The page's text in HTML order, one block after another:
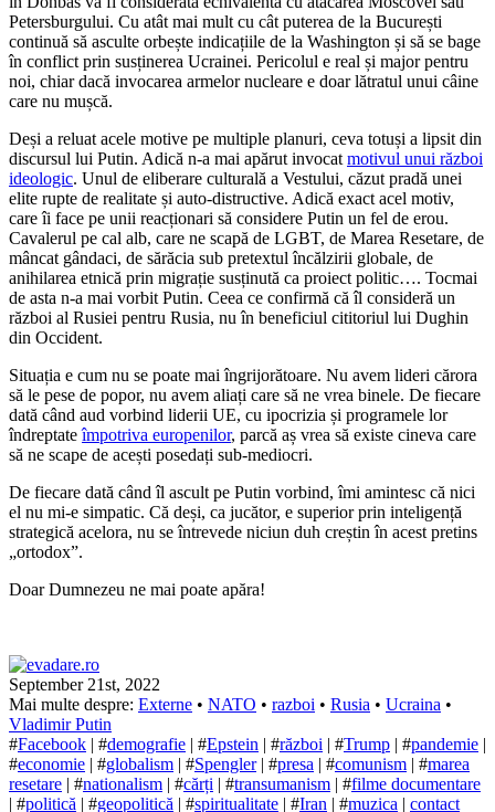
Petersburgului. Cu atât mai mult cu cât puterea de la București
continuă să asculte orbește indicațiile de la Washington și să se bage
în conflict prin susținerea Ucrainei. Pericolul e real și major pentru
noi, chiar dacă invocarea armelor nucleare e doar lătratul unui câine
care nu mușcă.
Deși a reluat acele motive pe multiple planuri, ceva totuși a lipsit din
discursul lui Putin. Adică n-a mai apărut invocat motivul unui război
ideologic. Unul de eliberare culturală a Vestului, căzut pradă unei
elite rupte de realitate și auto-distructive. Adică exact acel motiv,
care îi face pe unii reacționari să considere Putin un fel de erou.
Cavalerul pe cal alb, care ne scapă de LGBT, de Marea Resetare, de
mâncat gândaci, de sărăcia sub pretextul încălzirii globale, de
anihilarea etnică prin migrație susținută ca proiect politic…. Tocmai
de asta n-a mai vorbit Putin. Ceea ce confirmă că îl consideră un
război al Rusiei pentru Rusia, nu în beneficiul cititoriul lui Dughin
din Occident.
Situația e cum nu se poate mai îngrijorătoare. Nu avem lideri cărora
să le pese de popor, nu avem aliați care să ne vrea binele. De fiecare
dată când aud vorbind liderii UE, cu ipocrizia și programele lor
îndreptateîmpotriva europenilor, parcă aș vrea să existe cineva care
să ne scape de acești posedați sub-mediocri.
De fiecare dată când îl ascult pe Putin vorbind, îmi amintesc că nici
el nu mi-e simpatic. Că deși, ca jucător, e superior prin inteligență
strategică acelora, nu se întrevede niciun duh creștin în acest pretins
„ortodox”.
Doar Dumnezeu ne mai poate apăra!
September 21st, 2022
Mai multe despre: Externe • NATO • razboi • Rusia • Ucraina •
Vladimir Putin
#Facebook | #demografie | #Epstein | #război | #Trump | #pandemie |
#economie | #globalism | #Spengler| #presa | #comunism | #marea
resetare | #nationalism | #cărți | #transumanism | #filme documentare
| #politică | #geopolitică | #spiritualitate | #Iran | #muzica | contact